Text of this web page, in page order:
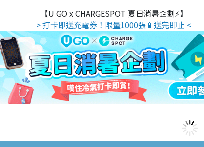
【U GO x CHARGESPOT 夏日消暑企劃⚡】
> 打卡即送充電券！限量1000張🔋送完即止 <